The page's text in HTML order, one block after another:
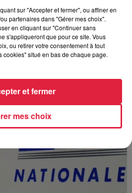
sort des robinets
habitants de Hoerdt ont vu de
leurs robinets. Face aux
sur "Accepter et fermer", ou affiner en
partenaires dans "Gérer mes choix".
en cliquant sur "Continuer sans
s'appliqueront que pour ce site. Vous
ou retirer votre consentement à tout
cookies" situé en bas de chaque page.
mes choix
et fermer